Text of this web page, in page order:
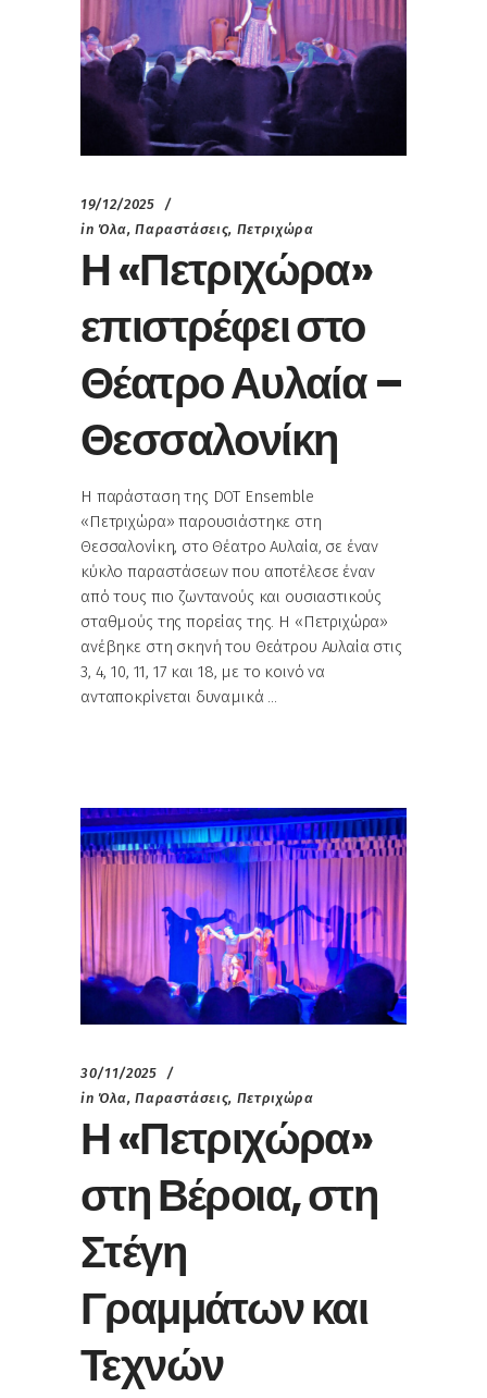
19/12/2025
in Όλα,Παραστάσεις, Πετριχώρα
Η «Πετριχώρα»
επιστρέφει στο
Θέατρο Αυλαία –
Θεσσαλονίκη
Η παράσταση της DOT Ensemble
«Πετριχώρα» παρουσιάστηκε στη
Θεσσαλονίκη, στο Θέατρο Αυλαία, σε έναν
κύκλο παραστάσεων που αποτέλεσε έναν
από τους πιο ζωντανούς και ουσιαστικούς
σταθμούς της πορείας της. Η «Πετριχώρα»
ανέβηκε στη σκηνή του Θεάτρου Αυλαία στις
3, 4, 10, 11, 17 και 18, με το κοινό να
ανταποκρίνεται δυναμικά
30/11/2025
in Όλα,Παραστάσεις, Πετριχώρα
Η «Πετριχώρα»
στη Βέροια, στη
Στέγη
Γραμμάτων και
Τεχνών